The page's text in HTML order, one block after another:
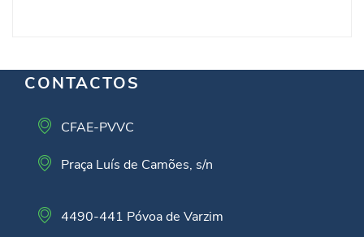
CONTACTOS
CFAE-PVVC
Praça Luís de Camões, s/n
4490-441 Póvoa de Varzim